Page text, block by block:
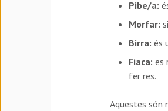
Pibe/a:
Morfar:
Birra: és
Fiaca: es
fer res.
Aquestes són